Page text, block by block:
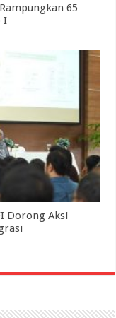
65
I
Dorong Aksi